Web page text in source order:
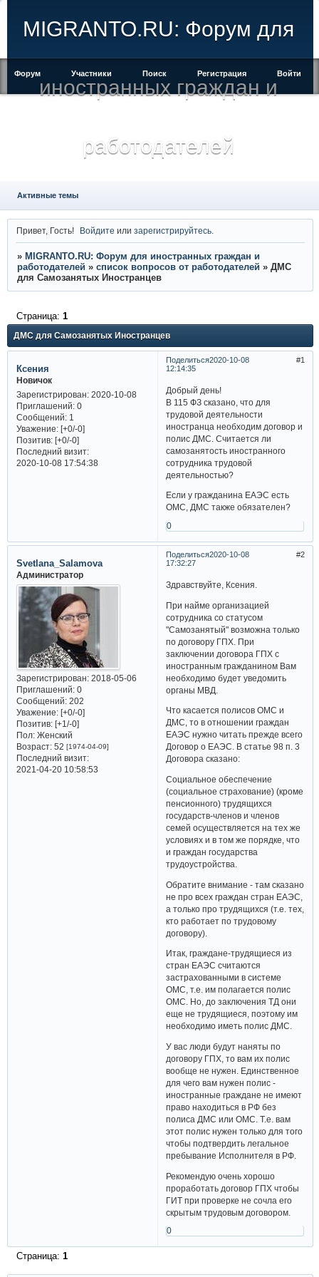
MIGRANTO.RU: Форум для
иностранных граждан и
работодателей
Форум Участники Поиск Регистрация Войти
Активные темы
Привет, Гость! Войдите илизарегистрируйтесь
» MIGRANTO.RU: Форум для иностранных граждан и
работодателей » список вопросов от работодателей » ДМС
для Самозанятых Иностранцев
ДМС для Самозанятых Иностранцев
Страница: 1
Поделиться 1
2020-10-08
12:14:35
Ксения
Новичок
Зарегистрирован: 2020-10-08
Приглашений:0
Сообщений:1
Уважение: [+0/-0]
Позитив: [+0/-0]
Последний визит:
2020-10-08 17:54:38
Добрый день!
В 115 ФЗ сказано, что для
трудовой деятельности
иностранца необходим договор и
полис ДМС. Считается ли
самозанятость иностранного
сотрудника трудовой
деятельностью?
Если у гражданина ЕАЭС есть
ОМС, ДМС также обязателен?
0
Поделиться 2
2020-10-08
17:32:27
Svetlana_Salamova
Администратор
Зарегистрирован: 2018-05-06
Приглашений:0
Сообщений:202
Уважение: [+0/-0]
Позитив: [+1/-0]
Пол:Женский
Возраст:52 [1974-04-09]
Последний визит:
2021-04-20 10:58:53
Здравствуйте, Ксения.
При найме организацией
сотрудника со статусом
"Самозанятый" возможна только
по договору ГПХ. При
заключении договора ГПХ с
иностранным гражданином Вам
необходимо будет уведомить
органы МВД.
Что касается полисов ОМС и
ДМС, то в отношении граждан
ЕАЭС нужно читать прежде всего
Договор о ЕАЭС. В статье 98 п. 3
Договора сказано:
Социальное обеспечение
(социальное страхование) (кроме
пенсионного) трудящихся
государств-членов и членов
семей осуществляется на тех же
условиях и в том же порядке, что
и граждан государства
трудоустройства.
Обратите внимание - там сказано
не про всех граждан стран ЕАЭС,
а только про трудящихся (т.е. тех,
кто работает по трудовому
договору).
Итак, граждане-трудящиеся из
стран ЕАЭС считаются
застрахованными в системе
ОМС, т.е. им полагается полис
ОМС. Но, до заключения ТД они
еще не трудящиеся, поэтому им
необходимо иметь полис ДМС.
У вас люди будут наняты по
договору ГПХ, то вам их полис
вообще не нужен. Единственное
для чего вам нужен полис -
иностранные граждане не имеют
право находиться в РФ без
полиса ДМС или ОМС. Т.е. вам
этот полис нужен только для того
чтобы подтвердить легальное
пребывание Исполнителя в РФ.
Рекомендую очень хорошо
проработать договор ГПХ чтобы
ГИТ при проверке не сочла его
скрытым трудовым договором.
0
Страница: 1